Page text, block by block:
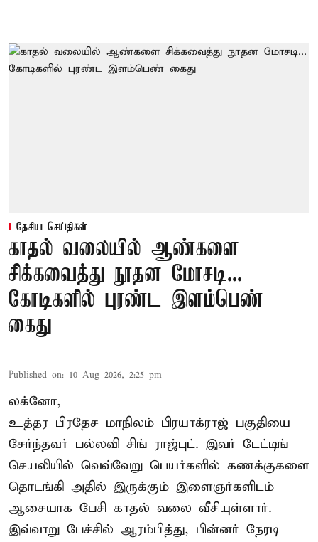
தேசிய செய்திகள்
காதல் வலையில் ஆண்களை
சிக்கவைத்து நூதன மோசடி...
கோடிகளில் புரண்ட இளம்பெண்
கைது
Published on: 10 Aug 2026, 2:25 pm
லக்னோ,
உத்தர பிரதேச மாநிலம் பிரயாக்ராஜ் பகுதியை
சேர்ந்தவர் பல்லவி சிங் ராஜ்புட். இவர் டேட்டிங்
செயலியில் வெவ்வேறு பெயர்களில் கணக்குகளை
தொடங்கி அதில் இருக்கும் இளைஞர்களிடம்
ஆசையாக பேசி காதல் வலை வீசியுள்ளார்.
இவ்வாறு பேச்சில் ஆரம்பித்து, பின்னர் நேரடி